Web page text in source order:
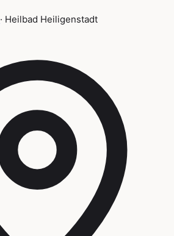
· Heilbad Heiligenstadt